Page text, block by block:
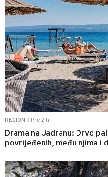
REGION Pre 2 h
Drama na Jadranu: Drvo
povrijeđenih, među njima i